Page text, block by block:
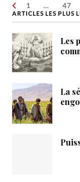
1 … 47
ARTICLES LES PLUS
Les
La